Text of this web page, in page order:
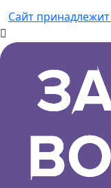
Сайт